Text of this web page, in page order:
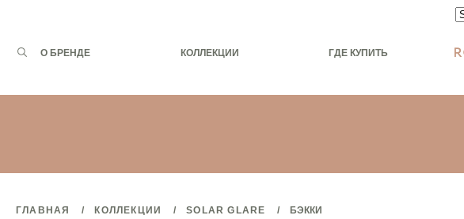
Запрос
О БРЕНДЕ КОЛЛЕКЦИИ ГДЕ КУПИТЬ
ГЛАВНАЯ КОЛЛЕКЦИИ SOLAR GLARE БЭККИ